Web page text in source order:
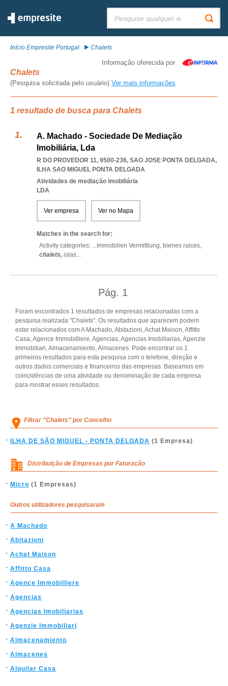
Início Empresite Portugal Chalets
Informação oferecida por
Chalets
(Pesquisa solicitada pelo usuário) Ver mais informações
1 resultado de busca para Chalets
A. Machado - Sociedade De Mediação
Imobiliária, Lda
R DO PROVEDOR 11, 9500-236, SAO JOSE PONTA DELGADA,
ILHA SAO MIGUEL PONTA DELGADA
Atividades de mediação imobiliária
LDA
Ver empresa Ver no Mapa
Matches in the search for:
Activity categories: ... Immobilien Vermittlung, bienes raices,
chalets, islas...
Pág. 1
Foram encontrados 1 resultados de empresas relacionadas com a
pesquisa realizada "Chalets". Os resultados que aparecem podem
estar relacionados com A Machado, Abitazioni, Achat Maison, Affitto
Casa, Agence Immobilliere, Agencias, Agencias Imobiliarias, Agenzie
Immobiliari, Almacenamiento, Almacenes. Pode encontrar os 1
primeiros resultados para esta pesquisa com o telefone, direção e
outros dados comerciais e financeiros das empresas. Baseamos em
coincidências de uma atividade ou denominação de cada empresa
para mostrar esses resultados.
Filtrar "Chalets" por Concelho
ILHA DE SÃO MIGUEL - PONTA DELGADA (1 Empresa)
Distribuição de Empresas por Faturação
Micro (1 Empresas)
Outros utilizadores pesquisaram
A Machado
Abitazioni
Achat Maison
Affitto Casa
Agence Immobilliere
Agencias
Agencias Imobiliarias
Agenzie Immobiliari
Almacenamiento
Almacenes
Alquilar Casa